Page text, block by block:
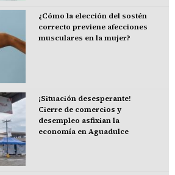
¿Cómo la elección del sostén
correcto previene afecciones
musculares en la mujer?
¡Situación desesperante!
Cierre de comercios y
desempleo asfixian la
economía en Aguadulce